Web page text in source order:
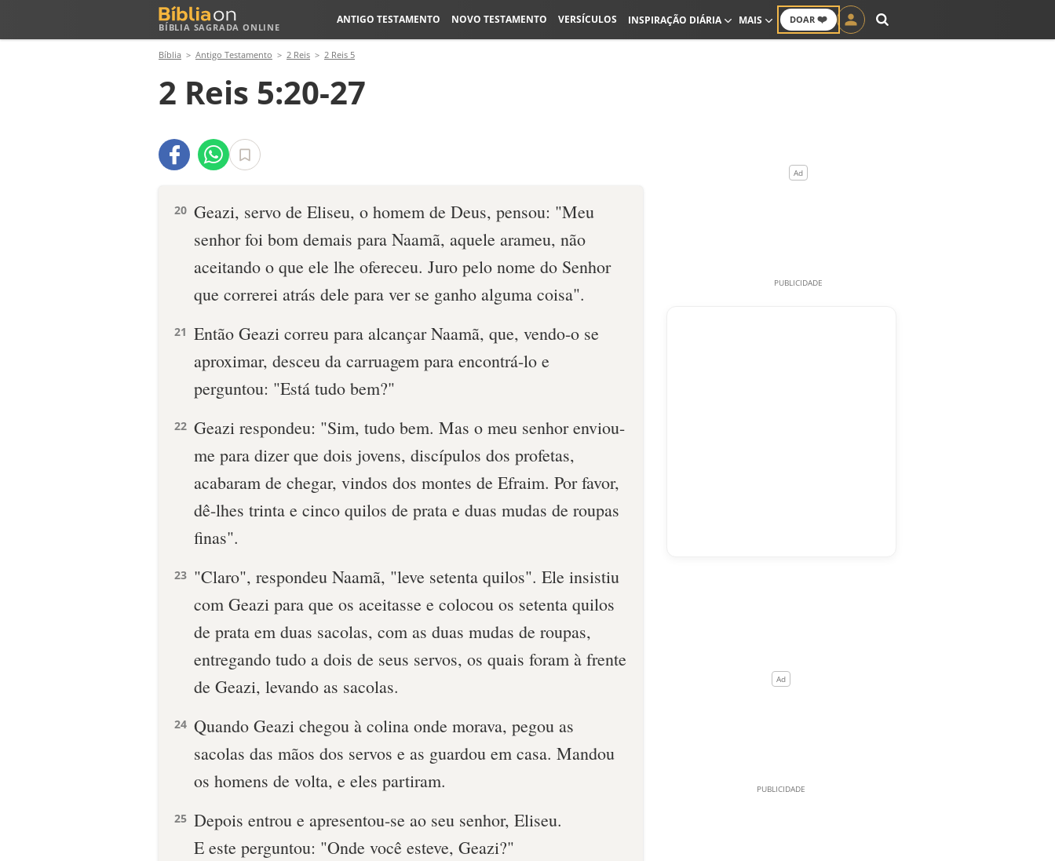
BÍBLIA SAGRADA ONLINE
DOAR ❤️
ANTIGO TESTAMENTO NOVO TESTAMENTO VERSÍCULOS INSPIRAÇÃO DIÁRIA MAIS
Bíblia Antigo Testamento 2 Reis 2 Reis 5
2 Reis 5:20-27
20 Geazi, servo de Eliseu, o homem de Deus, pensou: "Meu
senhor foi bom demais para Naamã, aquele arameu, não
aceitando o que ele lhe ofereceu. Juro pelo nome do Senhor
que correrei atrás dele para ver se ganho alguma coisa".
21 Então Geazi correu para alcançar Naamã, que, vendo-o se
aproximar, desceu da carruagem para encontrá-lo e
perguntou: "Está tudo bem?"
22 Geazi respondeu: "Sim, tudo bem. Mas o meu senhor enviou-
me para dizer que dois jovens, discípulos dos profetas,
acabaram de chegar, vindos dos montes de E­fraim. Por favor,
dê-lhes trinta e cinco quilos de prata e duas mudas de roupas
finas".
23 "Claro", respondeu Naamã, "leve setenta quilos". Ele insistiu
com Geazi para que os aceitasse e colocou os setenta quilos
de prata em duas sacolas, com as duas mudas de roupas,
entregando tudo a dois de seus servos, os quais foram à frente
de Geazi, levando as sacolas.
24 Quan­do Geazi chegou à colina onde morava, pegou as
sacolas das mãos dos servos e as guardou em casa. Mandou
os homens de volta, e eles partiram.
25 Depois entrou e apresentou-se ao seu senhor, Eliseu.
E este perguntou: "Onde você esteve, Geazi?"